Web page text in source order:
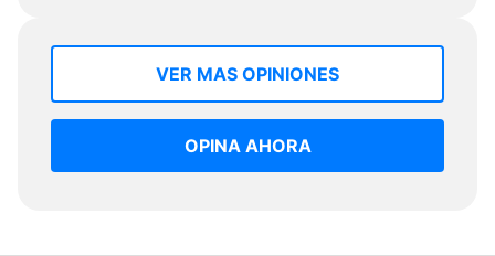
VER MAS OPINIONES
OPINA AHORA